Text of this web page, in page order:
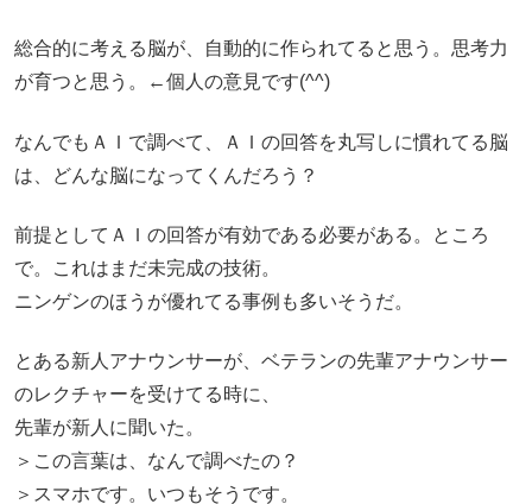
総合的に考える脳が、自動的に作られてると思う。思考力
が育つと思う。←個人の意見です(^^)
なんでもＡＩで調べて、ＡＩの回答を丸写しに慣れてる脳
は、どんな脳になってくんだろう？
前提としてＡＩの回答が有効である必要がある。ところ
で。これはまだ未完成の技術。
ニンゲンのほうが優れてる事例も多いそうだ。
とある新人アナウンサーが、ベテランの先輩アナウンサー
のレクチャーを受けてる時に、
先輩が新人に聞いた。
＞この言葉は、なんで調べたの？
＞スマホです。いつもそうです。